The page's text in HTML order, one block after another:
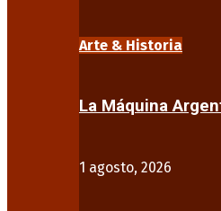
Arte & Historia
La Máquina
1 agosto, 2026